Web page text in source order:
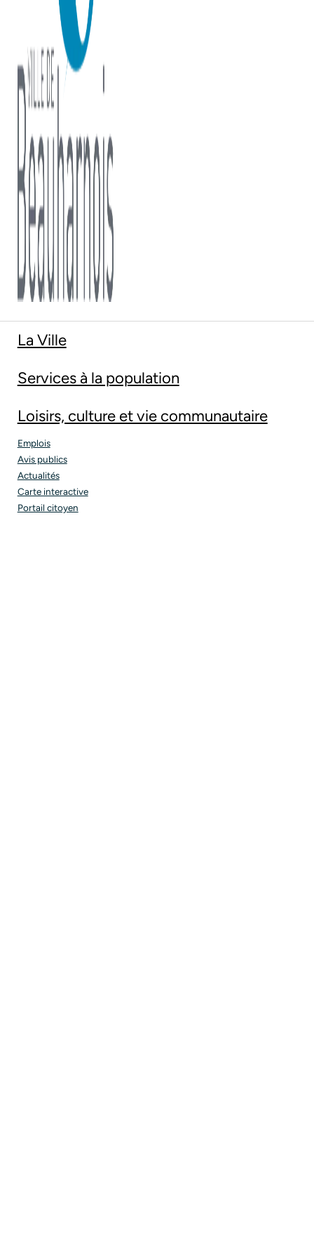
La Ville
Services à la population
Loisirs, culture et vie communautaire
Emplois
Avis publics
Actualités
Carte interactive
Portail citoyen